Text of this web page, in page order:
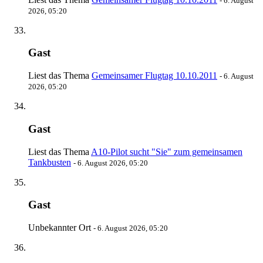
2026, 05:20
Gast
Liest das Thema Gemeinsamer Flugtag 10.10.2011 - 6. August
2026, 05:20
Gast
Liest das Thema A10-Pilot sucht "Sie" zum gemeinsamen
Tankbusten - 6. August 2026, 05:20
Gast
Unbekannter Ort - 6. August 2026, 05:20